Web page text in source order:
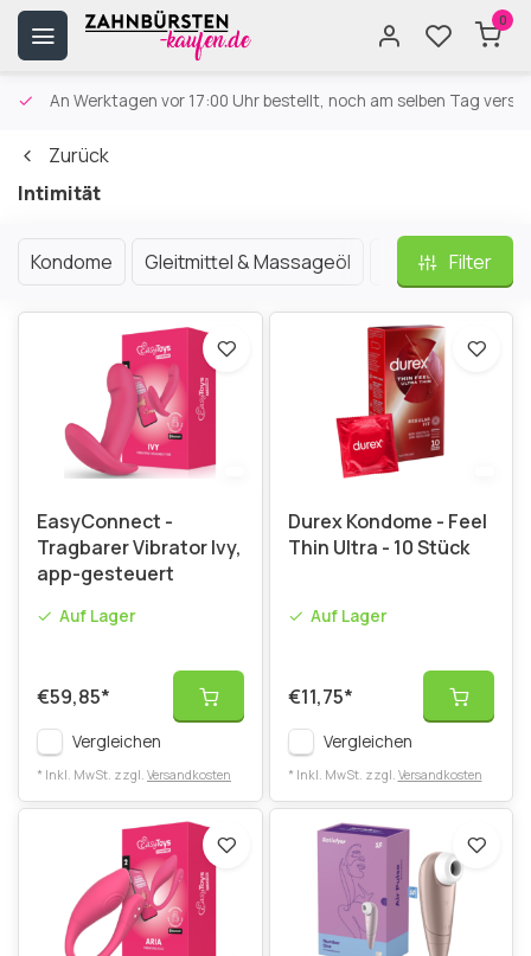
0
An Werktagen vor 17:00 Uhr bestellt, noch am selben Tag
Zurück
Intimität
Kondome Gleitmittel & Massageöl Parfüm Filter
EasyConnect -
Tragbarer Vibrator Ivy,
app-gesteuert
Auf Lager
€59,85*
Vergleichen
* Inkl. MwSt. zzgl. Versandkosten
Durex Kondome - Feel
Thin Ultra - 10 Stück
Auf Lager
€11,75*
Vergleichen
* Inkl. MwSt. zzgl. Versandkosten